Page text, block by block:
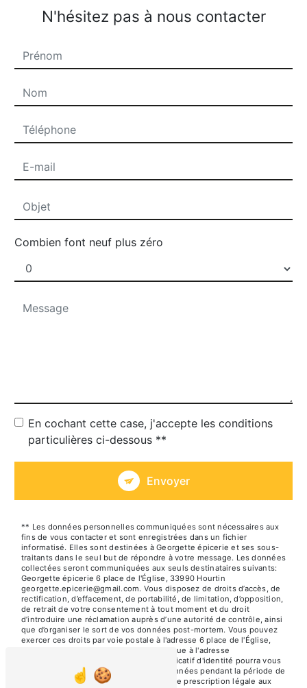
N'hésitez pas à nous contacter
Combien font neuf plus zéro
En cochant cette case, j'accepte les conditions
particulières ci-dessous **
Envoyer
** Les données personnelles communiquées sont nécessaires aux
fins de vous contacter et sont enregistrées dans un fichier
informatisé. Elles sont destinées à Georgette épicerie et ses sous-
traitants dans le seul but de répondre à votre message. Les données
collectées seront communiquées aux seuls destinataires suivants:
Georgette épicerie 6 place de l'Église, 33990 Hourtin
georgette.epicerie@gmail.com. Vous disposez de droits d’accès, de
rectification, d’effacement, de portabilité, de limitation, d’opposition,
de retrait de votre consentement à tout moment et du droit
d’introduire une réclamation auprès d’une autorité de contrôle, ainsi
que d’organiser le sort de vos données post-mortem. Vous pouvez
exercer ces droits par voie postale à l'adresse 6 place de l'Église,
33990 Hourtin ou par courrier électronique à l'adresse
georgette.epicerie@gmail.com. Un justificatif d'identité pourra vous
être demandé. Nous conservons vos données pendant la période de
prise de contact puis pendant la durée de prescription légale aux